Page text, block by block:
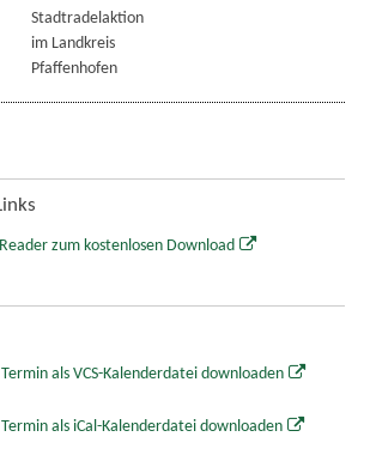
Stadtradelaktion
im Landkreis
Pfaffenhofen
zum kostenlosen Download
als VCS-Kalenderdatei downloaden
als iCal-Kalenderdatei downloaden